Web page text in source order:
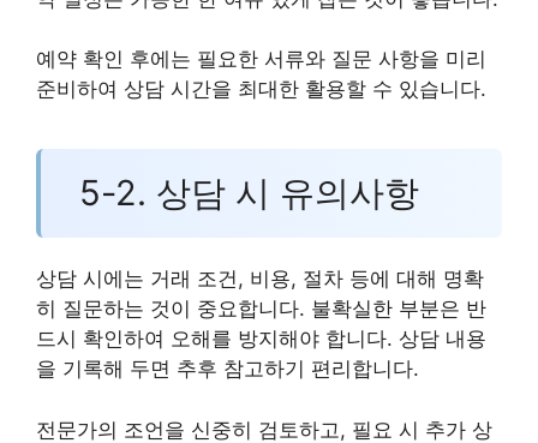
예약 확인 후에는 필요한 서류와 질문 사항을 미리
준비하여 상담 시간을 최대한 활용할 수 있습니다.
5-2. 상담 시 유의사항
상담 시에는 거래 조건, 비용, 절차 등에 대해 명확
히 질문하는 것이 중요합니다. 불확실한 부분은 반
드시 확인하여 오해를 방지해야 합니다. 상담 내용
을 기록해 두면 추후 참고하기 편리합니다.
전문가의 조언을 신중히 검토하고, 필요 시 추가 상